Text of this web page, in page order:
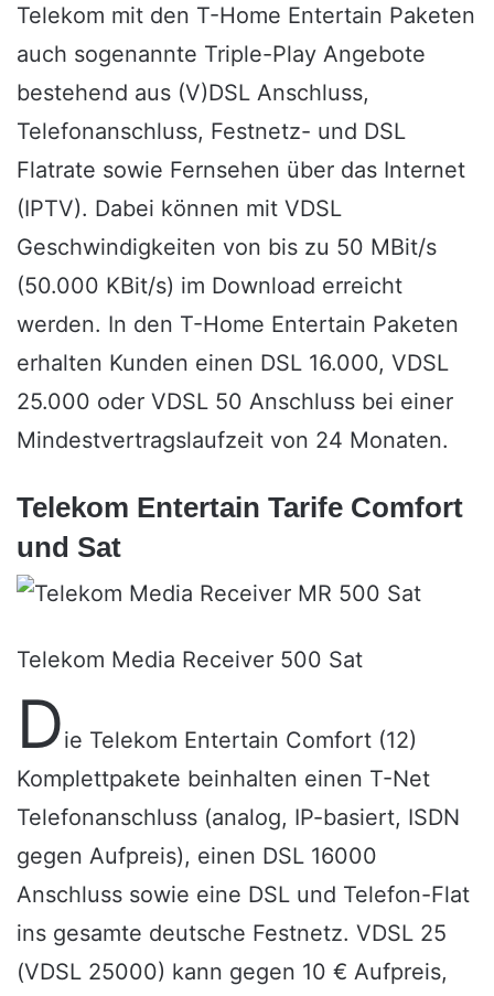
Telekom mit den T-Home Entertain Paketen
auch sogenannte Triple-Play Angebote
bestehend aus (V)DSL Anschluss,
Telefonanschluss, Festnetz- und DSL
Flatrate sowie Fernsehen über das Internet
(IPTV). Dabei können mit VDSL
Geschwindigkeiten von bis zu 50 MBit/s
(50.000 KBit/s) im Download erreicht
werden. In den T-Home Entertain Paketen
erhalten Kunden einen DSL 16.000, VDSL
25.000 oder VDSL 50 Anschluss bei einer
Mindestvertragslaufzeit von 24 Monaten.
Telekom Entertain Tarife Comfort
und Sat
Telekom Media Receiver 500 Sat
Die Telekom Entertain Comfort (12)
Komplettpakete beinhalten einen T-Net
Telefonanschluss (analog, IP-basiert, ISDN
gegen Aufpreis), einen DSL 16000
Anschluss sowie eine DSL und Telefon-Flat
ins gesamte deutsche Festnetz. VDSL 25
(VDSL 25000) kann gegen 10 € Aufpreis,